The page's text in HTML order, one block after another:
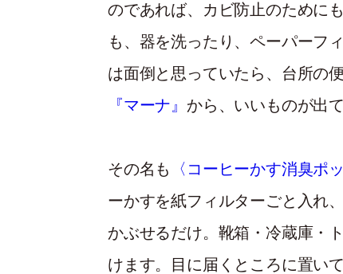
のであれば、カビ防止のために
も、器を洗ったり、ペーパーフ
は面倒と思っていたら、台所の
『マーナ』 から、いいものが出
その名も 〈コーヒーかす消臭ポッ
ーかすを紙フィルターごと⼊れ
かぶせるだけ。靴箱・冷蔵庫・
けます。⽬に届くところに置い